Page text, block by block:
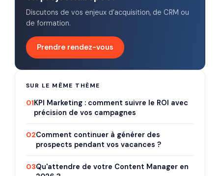
Discutons de vos enjeux d’acquisition, de CRM ou
de formation.
Prendre rendez-vous
SUR LE MÊME THÈME
01KPI Marketing : comment suivre le ROI avec
précision de vos campagnes
02Comment continuer à générer des
prospects pendant vos vacances ?
03Qu'attendre de votre Content Manager en